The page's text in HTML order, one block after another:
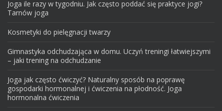
Joga ile razy w tygodniu. Jak często poddać się praktyce jogi?
Tarnów joga
Kosmetyki do pielęgnacji twarzy
Gimnastyka odchudzająca w domu. Uczyń treningi łatwiejszymi
– jaki trening na odchudzanie
Joga jak często ćwiczyć? Naturalny sposób na poprawę
gospodarki hormonalnej i ćwiczenia na płodność. Joga
hormonalna ćwiczenia